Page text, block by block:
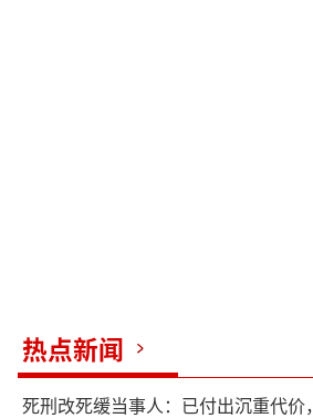
热点新闻
死刑改死缓当事人：已付出沉重代价，